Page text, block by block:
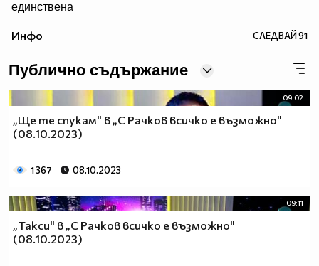
единствена
Гледайте "С Рачков всичко е възможно" - всяка събота
Инфо СЛЕДВАЙ91
Публично съдържание
09:02
„Ще те спукам" в „С Рачков всичко е възможно"
(08.10.2023)
1 367 08.10.2023
09:11
„Такси" в „С Рачков всичко е възможно"
(08.10.2023)